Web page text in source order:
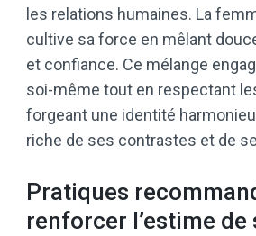
les relations humaines. La
cultive sa force en mêlant
et confiance. Ce mélange
soi-même tout en respectant
forgeant une identité
riche de ses contrastes et de
Pratiques
renforcer l’estime de